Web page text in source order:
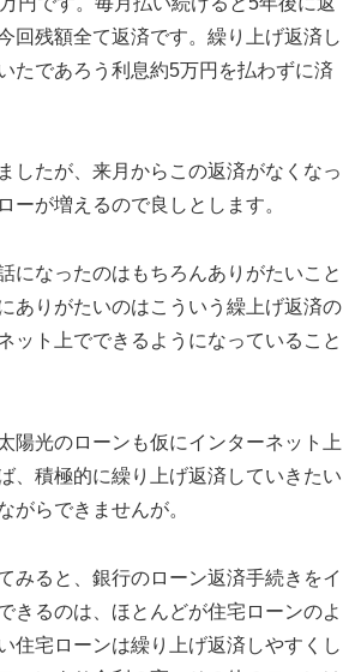
回残額全て返済です。繰り上げ返済し
たであろう利息約5万円を払わずに済
したが、来月からこの返済がなくなっ
ーが増えるので良しとします。
になったのはもちろんありがたいこと
ありがたいのはこういう繰上げ返済の
ット上でできるようになっていること
陽光のローンも仮にインターネット上
、積極的に繰り上げ返済していきたい
がらできませんが。
みると、銀行のローン返済手続きをイ
きるのは、ほとんどが住宅ローンのよ
住宅ローンは繰り上げ返済しやすくし